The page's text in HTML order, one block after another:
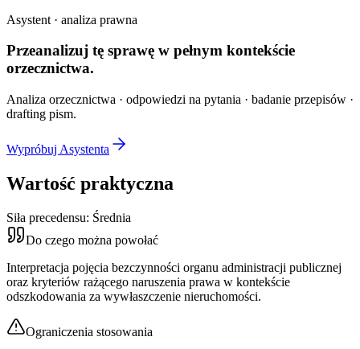
Asystent · analiza prawna
Przeanalizuj tę sprawę w pełnym kontekście
orzecznictwa.
Analiza orzecznictwa · odpowiedzi na pytania · badanie przepisów ·
drafting pism.
Wypróbuj Asystenta
Wartość praktyczna
Siła precedensu: Średnia
Do czego można powołać
Interpretacja pojęcia bezczynności organu administracji publicznej
oraz kryteriów rażącego naruszenia prawa w kontekście
odszkodowania za wywłaszczenie nieruchomości.
Ograniczenia stosowania